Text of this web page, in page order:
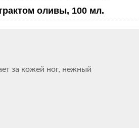
оливы, 100 мл.
за кожей ног, нежный